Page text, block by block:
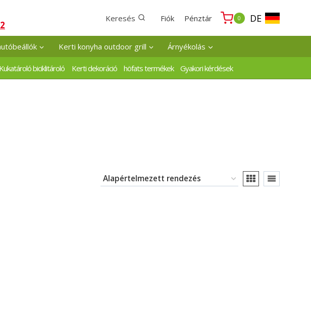
Keresés Fiók Pénztár 0 DE
Kerti konyha outdoor grill Árnyékolás
Kukatároló biciklitároló Kerti dekoráció höfats termékek Gyakori kérdések